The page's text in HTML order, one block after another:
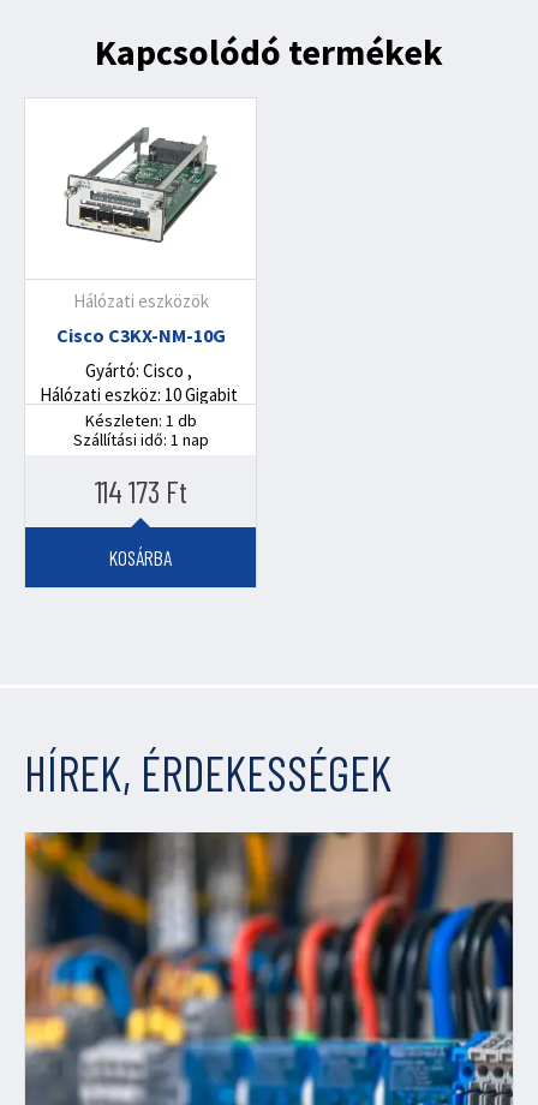
Kapcsolódó termékek
Hálózati eszközök
Cisco C3KX-NM-10G
Gyártó: Cisco
Hálózati eszköz: 10 Gigabit
Készleten: 1 db
Szállítási idő: 1 nap
114 173 Ft
KOSÁRBA
HÍREK, ÉRDEKESSÉGEK